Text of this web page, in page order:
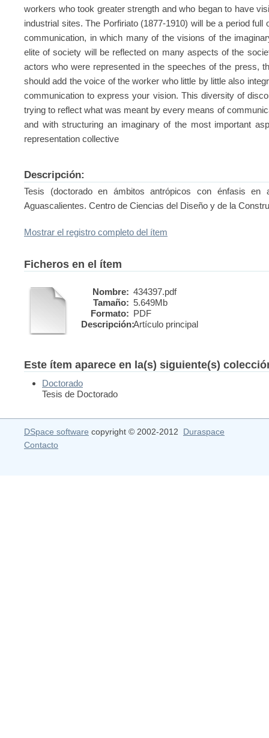
workers who took greater strength and who began to have
industrial sites. The Porfiriato (1877-1910) will be a period
communication, in which many of the visions of the
elite of society will be reflected on many aspects of the
actors who were represented in the speeches of the press,
should add the voice of the worker who little by little also
communication to express your vision. This diversity of
trying to reflect what was meant by every means of
and with structuring an imaginary of the most important
representation collective
Descripción:
Tesis (doctorado en ámbitos antrópicos con énfasis en
Aguascalientes. Centro de Ciencias del Diseño y de la
Mostrar el registro completo del ítem
Ficheros en el ítem
Nombre: 434397.pdf
Tamaño: 5.649Mb
Formato: PDF
Descripción:Artículo principal
Este ítem aparece en la(s) siguiente(s)
Doctorado
Tesis de Doctorado
DSpace software copyright © 2002-2012 Duraspace
Contacto